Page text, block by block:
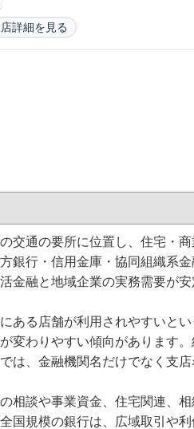
詳細を見る
交通の要所に位置し、住宅・
銀行・信用金庫・協同組織系
金融と地域企業の実務需要が
ある店舗が利用されやすいと
変わりやすい傾向があります
は、金融機関名だけでなく支
相談や事業資金、住宅関連、
国規模の銀行は、広域取引や